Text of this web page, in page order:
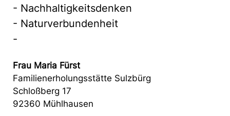
- Nachhaltigkeitsdenken
- Naturverbundenheit
-
Frau Maria Fürst
Familienerholungsstätte Sulzbürg
Schloßberg 17
92360 Mühlhausen